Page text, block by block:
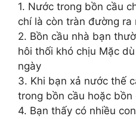
1. Nước trong bồn cầu
chí là còn tràn đường ra
2. Bồn cầu nhà bạn
hôi thối khó chịu Mặc
ngày
3. Khi bạn xả nước thế
trong bồn cầu hoặc
4. Bạn thấy có nhiều